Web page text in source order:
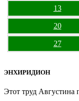
13
20
27
ЭНХИРИДИОН
Этот труд Августина